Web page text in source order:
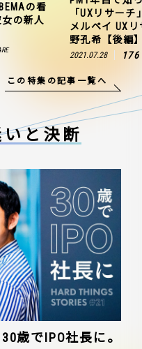
の看
の新人
「UXリサー
メルペイ UX
野孔希【後編
2021.07.28 176
この特集の記事一覧へ
いと決断
歳でIPO社長に。